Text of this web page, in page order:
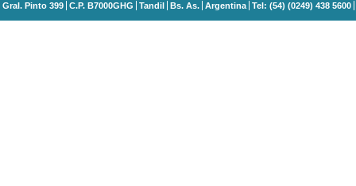
Gral. Pinto 399 C.P. B7000GHG Tandil Bs. As. Argentina Tel: (54) (0249) 438 5600